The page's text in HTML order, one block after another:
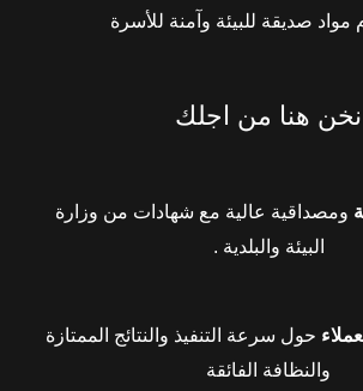
صديقة للبيئة وآمنة للأسرة
نخن هنا من اجلك
ومصداقية عالية مع شهادات من وزارة
البيئة والبلدية .
حول سرعة التنفيذ والنتائج الممتازة
والنظافة الفائقة